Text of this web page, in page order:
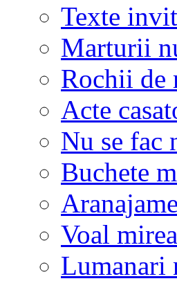
Texte
Marturii
Rochii de
Acte
Nu se fac
Buchete
Voal
Lumanari